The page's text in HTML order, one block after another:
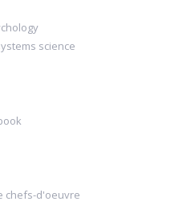
science
chefs-d'oeuvre